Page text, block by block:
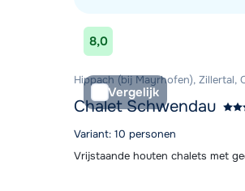
Bekijk accommodatie
8,0
Vergelijk
Hippach (bij Mayrhofen), Zillertal,
Chalet Schwendau
Variant: 10 personen
Vrijstaande houten chalets met